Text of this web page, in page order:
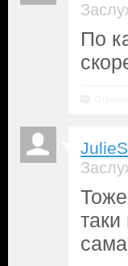
По
таки